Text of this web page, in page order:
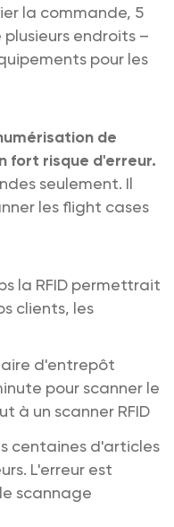
la commande, 5
endroits –
pour les
de
fort risque d'erreur.
seulement. Il
les flight cases
la RFID permettrait
clients, les
d'entrepôt
pour scanner le
à un scanner RFID
centaines d'articles
L'erreur est
scannage